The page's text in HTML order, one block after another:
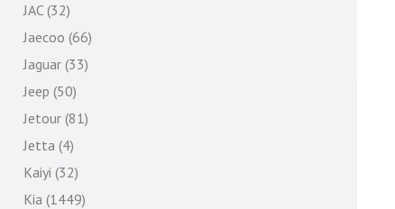
JAC (32)
Jaecoo (66)
Jaguar (33)
Jeep (50)
Jetour (81)
Jetta (4)
Kaiyi (32)
Kia (1449)